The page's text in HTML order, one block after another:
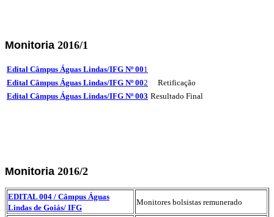
Monitoria 2016/1
Edital Câmpus Águas Lindas/IFG Nº 001
Edital Câmpus Águas Lindas/IFG Nº 002
Retificação
Edital Câmpus Águas Lindas/IFG Nº 003 Resultado Final
Monitoria 2016/2
EDITAL 004 / Câmpus Águas
Lindas de Goiás/ IFG
Monitores bolsistas remunerado